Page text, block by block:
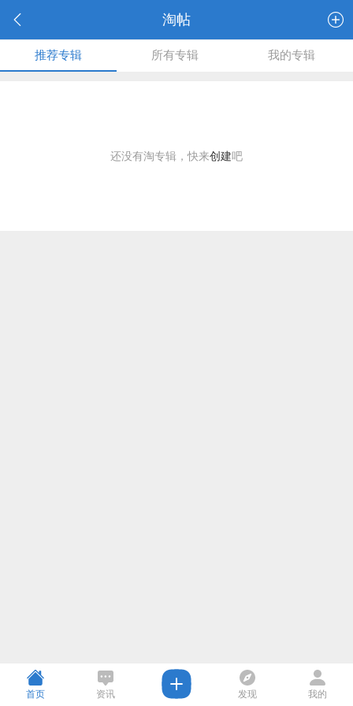
淘帖
推荐专辑 所有专辑 我的专辑
还没有淘专辑，快来创建吧
首页 资讯 发现 我的